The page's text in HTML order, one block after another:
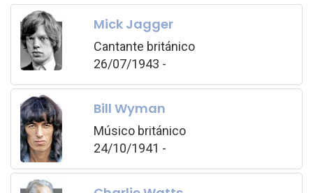
Mick Jagger
Cantante británico
26/07/1943 -
Bill Wyman
Músico británico
24/10/1941 -